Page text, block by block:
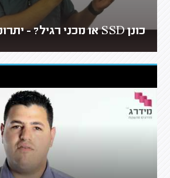
כונן SSD או מכני רגיל? - יתרונות וחסרונות